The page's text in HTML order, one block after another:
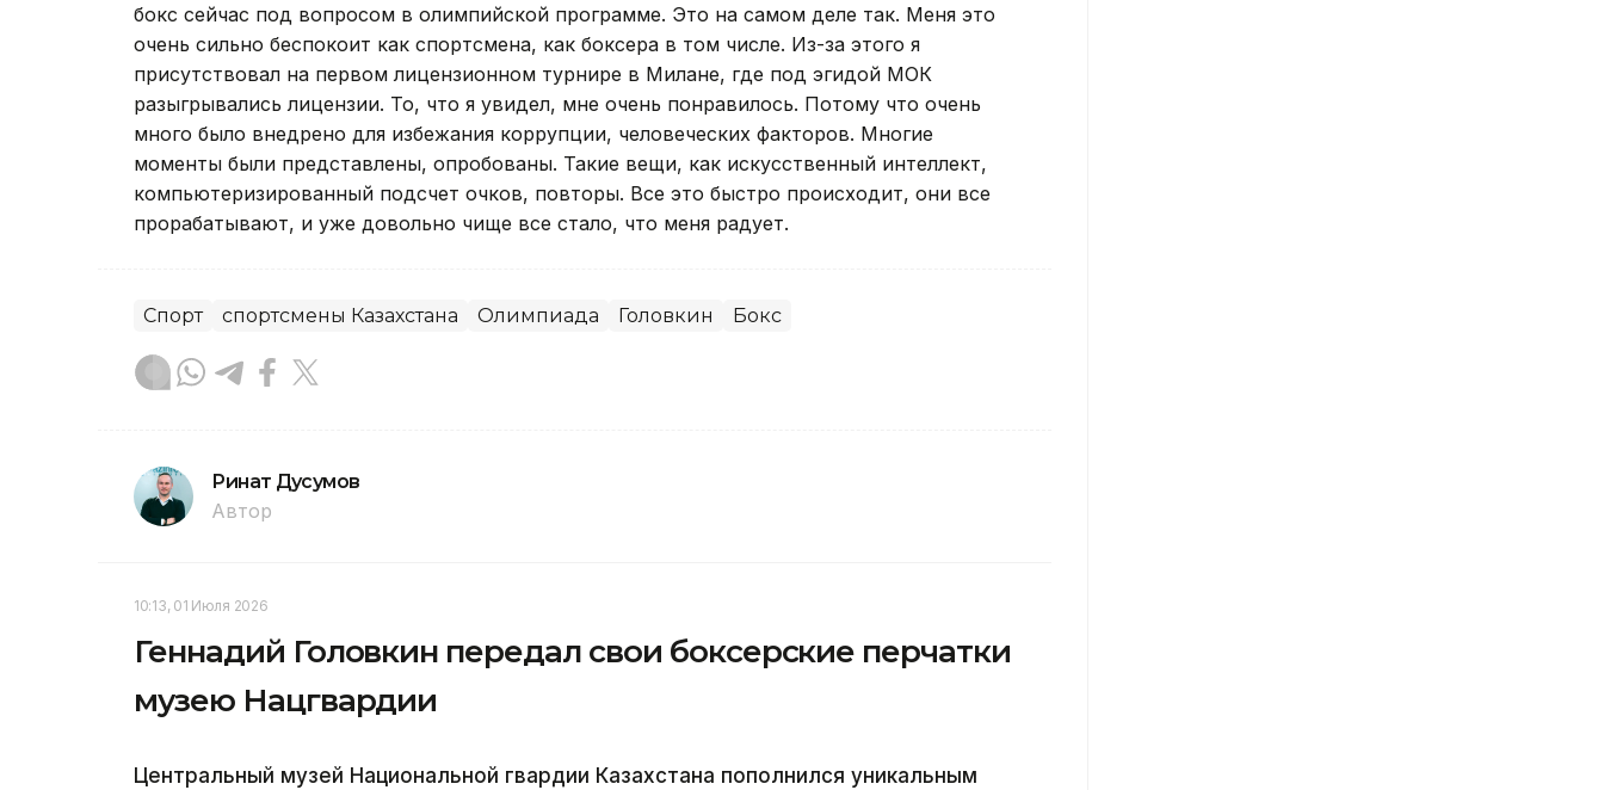
бокс сейчас под вопросом в олимпийской программе. Это на самом деле так. Меня это
очень сильно беспокоит как спортсмена, как боксера в том числе. Из-за этого я
присутствовал на первом лицензионном турнире в Милане, где под эгидой МОК
разыгрывались лицензии. То, что я увидел, мне очень понравилось. Потому что очень
много было внедрено для избежания коррупции, человеческих факторов. Многие
моменты были представлены, опробованы. Такие вещи, как искусственный интеллект,
компьютеризированный подсчет очков, повторы. Все это быстро происходит, они все
прорабатывают, и уже довольно чище все стало, что меня радует.
Спорт спортсмены Казахстана Олимпиада Головкин Бокс
Ринат Дусумов
Автор
10:13, 01 Июля 2026
Геннадий Головкин передал свои боксерские перчатки
музею Нацгвардии
Центральный музей Национальной гвардии Казахстана пополнился уникальным